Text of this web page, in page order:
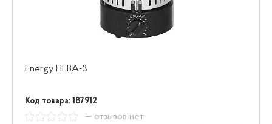
Energy НЕВА-3
Код товара: 187912
— отзывов нет